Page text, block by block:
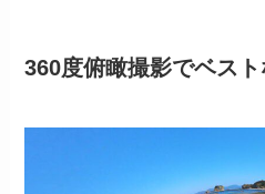
360度俯瞰撮影でベス